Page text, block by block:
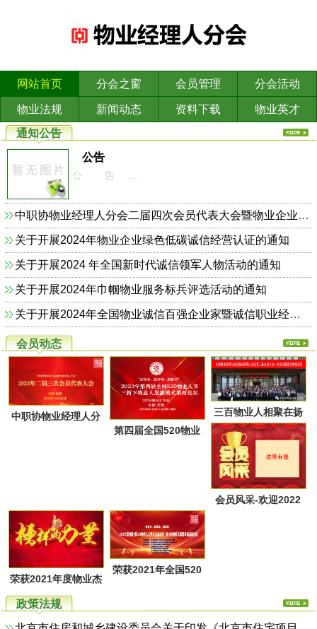
网站首页 分会之窗 会员管理 分会活动
物业法规 新闻动态 资料下载
物业英才
通知公告
公告
公 告 ...
中职协物业经理人分会二届四次会员代表大会暨物业企业依法合规诚信经营主题研讨会的通知
关于开展2024年物业企业绿色低碳诚信经营认证的通知
关于开展2024 年全国新时代诚信领军人物活动的通知
关于开展2024年巾帼物业服务标兵评选活动的通知
关于开展2024年全国物业诚信百强企业家暨诚信职业经理人的通知
会员动态
中职协物业经理人分
第四届全国520物业
三百物业人相聚在扬
州又一次共同点燃起
物业经理人分会的圣
火，开启了旅居养老
的融合新思路！
会员风采-欢迎2022
荣获2021年度物业杰
出职业经理人系列活
动评选名单
荣获2021年全国520
列评选名单
政策法规